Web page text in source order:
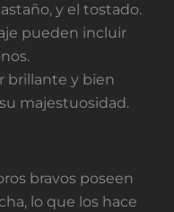
y el tostado.
pueden incluir
brillante y bien
majestuosidad.
bravos poseen
lo que los hace